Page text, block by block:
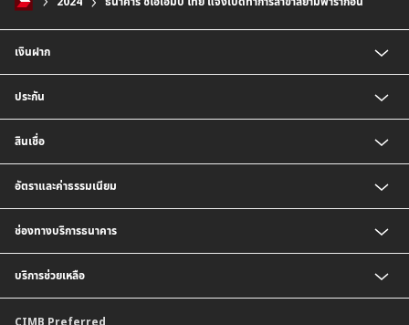
เงินฝาก
บัญชีเงินฝากประจำ
บัญชีเงินฝากกระแสรายวัน
บัญชีเงินฝากเงินตราต่างประเทศ
ตารางเปรียบเทียบผลิตภัณฑ์
ประกัน
ประกันวินาศภัย
สินเชื่อ
สินเชื่อบ้าน
สินเชื่อบ้านแลกเงินและสินเชื่ออเนกประสงค์
อัตราและค่าธรรมเนียม
อัตราดอกเบี้ยเงินฝาก
อัตราดอกเบี้ยเงินฝากลูกค้าสถาบัน
อัตราดอกเบี้ยบัญชีเงินฝากเงินตราต่างประเทศ
อัตราดอกเบี้ยเงินกู้
ช่องทางบริการธนาคาร
CIMB THAI Connect
บริการแจ้งเตือนผ่าน SMS
บริการช่วยเหลือ
CIMB Preferred